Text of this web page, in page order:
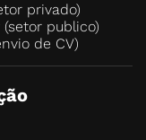
privado)
publico)
de CV)